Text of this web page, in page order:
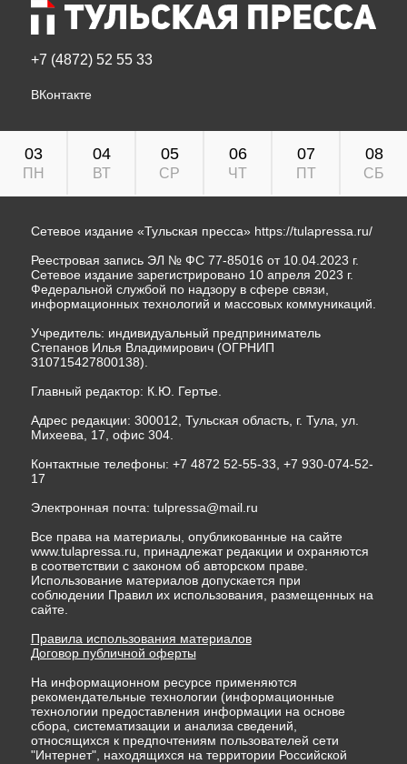
+7 (4872) 52 55 33
ВКонтакте
03
ПН
04
ВТ
05
СР
06
ЧТ
07
ПТ
08
СБ
Сетевое издание «Тульская пресса» https://tulapressa.ru/
Реестровая запись ЭЛ № ФС 77-85016 от 10.04.2023 г.
Сетевое издание зарегистрировано 10 апреля 2023 г.
Федеральной службой по надзору в сфере связи,
информационных технологий и массовых коммуникаций.
Учредитель: индивидуальный предприниматель
Степанов Илья Владимирович (ОГРНИП
310715427800138).
Главный редактор: К.Ю. Гертье.
Адрес редакции: 300012, Тульская область, г. Тула, ул.
Михеева, 17, офис 304.
Контактные телефоны: +7 4872 52-55-33, +7 930-074-52-
17
Электронная почта: tulpressa@mail.ru
Все права на материалы, опубликованные на сайте
www.tulapressa.ru, принадлежат редакции и охраняются
в соответствии с законом об авторском праве.
Использование материалов допускается при
соблюдении Правил их использования, размещенных на
сайте.
Правила использования материалов
Договор публичной оферты
На информационном ресурсе применяются
рекомендательные технологии (информационные
технологии предоставления информации на основе
сбора, систематизации и анализа сведений,
относящихся к предпочтениям пользователей сети
"Интернет", находящихся на территории Российской